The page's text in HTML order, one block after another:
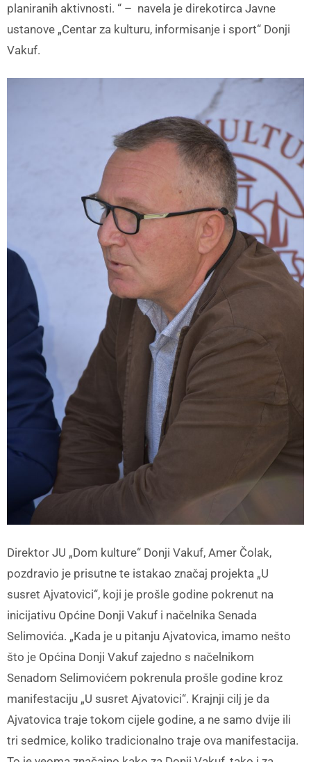
planiranih aktivnosti. “ – navela je direkotirca Javne
ustanove „Centar za kulturu, informisanje i sport“ Donji
Vakuf.
Direktor JU „Dom kulture“ Donji Vakuf, Amer Čolak,
pozdravio je prisutne te istakao značaj projekta „U
susret Ajvatovici“, koji je prošle godine pokrenut na
inicijativu Općine Donji Vakuf i načelnika Senada
Selimovića. „Kada je u pitanju Ajvatovica, imamo nešto
što je Općina Donji Vakuf zajedno s načelnikom
Senadom Selimovićem pokrenula prošle godine kroz
manifestaciju „U susret Ajvatovici“. Krajnji cilj je da
Ajvatovica traje tokom cijele godine, a ne samo dvije ili
tri sedmice, koliko tradicionalno traje ova manifestacija.